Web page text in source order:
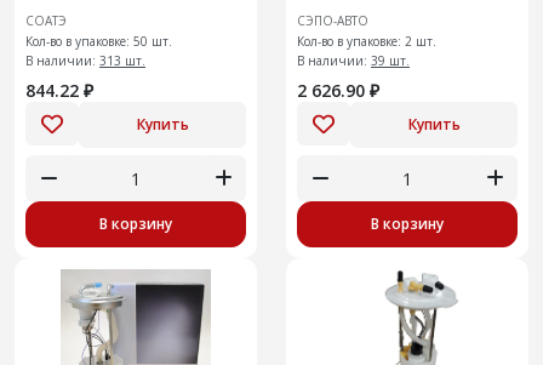
СОАТЭ
Кол-во в упаковке: 50 шт.
В наличии: 313 шт.
844.22 ₽
Купить
В корзину
СЭПО-АВТО
Кол-во в упаковке: 2 шт.
В наличии: 39 шт.
2 626.90 ₽
Купить
В корзину